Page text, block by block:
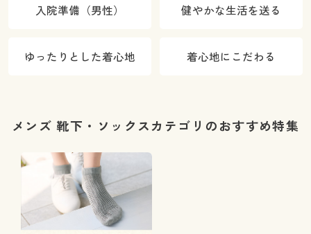
入院準備（男性） 健やかな生活を送る
ゆったりとした着心地 着心地にこだわる
メンズ 靴下・ソックスカテゴリのおすすめ特集